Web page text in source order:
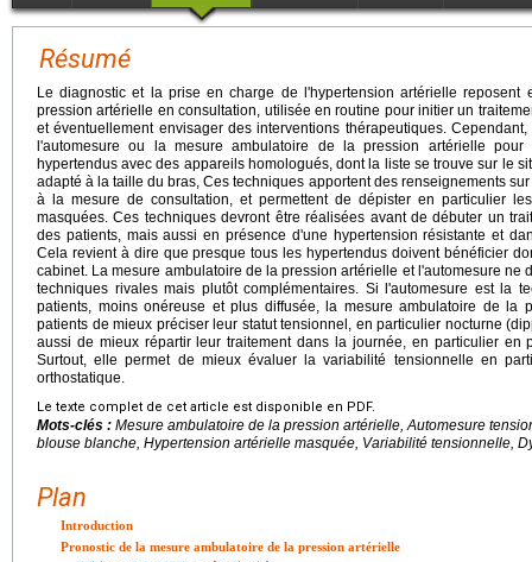
Résumé
Le diagnostic et la prise en charge de l'hypertension artérielle
pression artérielle en consultation, utilisée en routine pour initier un
et éventuellement envisager des interventions thérapeutiques.
l'automesure ou la mesure ambulatoire de la pression artérielle
hypertendus avec des appareils homologués, dont la liste se trouve sur le
adapté à la taille du bras, Ces techniques apportent des renseignements
à la mesure de consultation, et permettent de dépister en particulier
masquées. Ces techniques devront être réalisées avant de débuter un
des patients, mais aussi en présence d'une hypertension résistante et
Cela revient à dire que presque tous les hypertendus doivent bénéficier
cabinet. La mesure ambulatoire de la pression artérielle et l'automesure ne
techniques rivales mais plutôt complémentaires. Si l'automesure est la
patients, moins onéreuse et plus diffusée, la mesure ambulatoire de la
patients de mieux préciser leur statut tensionnel, en particulier nocturne
aussi de mieux répartir leur traitement dans la journée, en particulier en
Surtout, elle permet de mieux évaluer la variabilité tensionnelle en
orthostatique.
Le texte complet de cet article est disponible en PDF.
Mots-clés : Mesure ambulatoire de la pression artérielle, Automesure
blouse blanche, Hypertension artérielle masquée, Variabilité tensionnelle,
Plan
Introduction
Pronostic de la mesure ambulatoire de la pression artérielle